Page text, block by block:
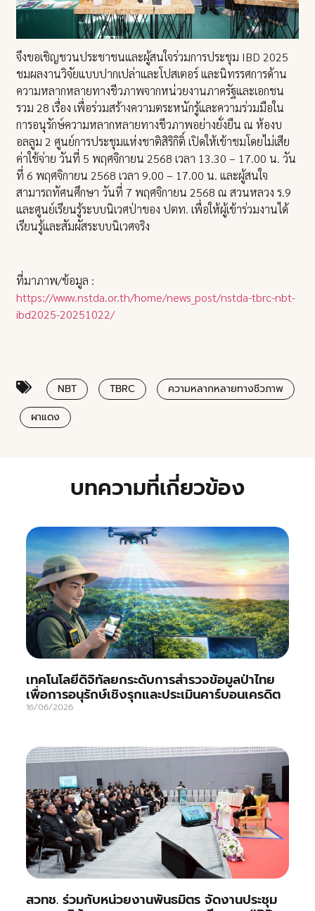
จึงขอเชิญชวนประชาชนและผู้สนใจร่วมการประชุม IBD 2025
ชมผลงานวิจัยแบบปากเปล่าและโปสเตอร์ และนิทรรศการด้าน
ความหลากหลายทางชีวภาพจากหน่วยงานภาครัฐและเอกชน
รวม 28 เรื่อง เพื่อร่วมสร้างความตระหนักรู้และความร่วมมือใน
การอนุรักษ์ความหลากหลายทางชีวภาพอย่างยั่งยืน ณ ห้องบ
อลลูม 2 ศูนย์การประชุมแห่งชาติสิริกิติ์ เปิดให้เข้าชมโดยไม่เสีย
ค่าใช้จ่าย วันที่ 5 พฤศจิกายน 2568 เวลา 13.30 – 17.00 น. วัน
ที่ 6 พฤศจิกายน 2568 เวลา 9.00 – 17.00 น. และผู้สนใจ
สามารถทัศนศึกษา วันที่ 7 พฤศจิกายน 2568 ณ สวนหลวง ร.9
และศูนย์เรียนรู้ระบบนิเวศป่าของ ปตท. เพื่อให้ผู้เข้าร่วมงานได้
เรียนรู้และสัมผัสระบบนิเวศจริง
ที่มาภาพ/ข้อมูล :
https://www.nstda.or.th/home/news_post/nstda-tbrc-nbt-
ibd2025-20251022/
NBT TBRC
ความหลากหลายทางชีวภาพ
ผาแดง
บทความที่เกี่ยวข้อง
เทคโนโลยีดิจิทัลยกระดับการสำรวจข้อมูลป่าไทย
เพื่อการอนุรักษ์เชิงรุกและประเมินคาร์บอนเครดิต
16/06/2026
สวทช. ร่วมกับหน่วยงานพันธมิตร จัดงานประชุม